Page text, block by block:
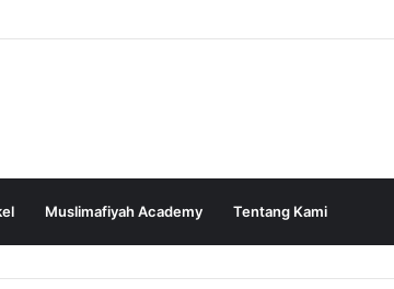
Muslimafiyah Academy Tentang Kami